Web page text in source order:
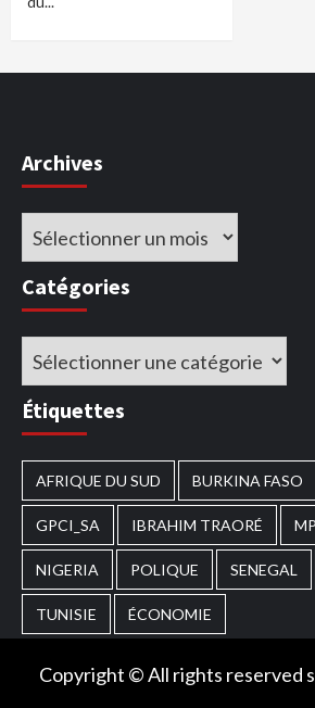
Archives
Archives
Catégories
Catégories
Étiquettes
AFRIQUE DU SUD BURKINA FASO
GPCI_SA IBRAHIM TRAORÉ
NIGERIA POLIQUE SENEGAL
TUNISIE ÉCONOMIE
Copyright © All rights reserved